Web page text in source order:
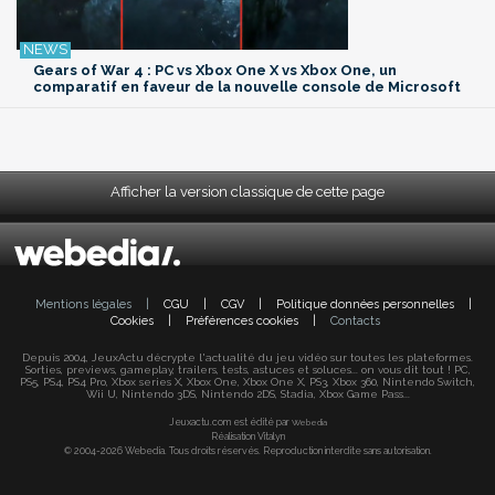
Gears of War 4 : PC vs Xbox One X vs Xbox One, un
comparatif en faveur de la nouvelle console de Microsoft
Afficher la version classique de cette page
Mentions légales CGU CGV Politique données personnelles
Cookies
Préférences cookies Contacts
Depuis 2004, JeuxActu décrypte l'actualité du jeu vidéo sur toutes les plateformes.
Sorties, previews, gameplay, trailers, tests, astuces et soluces... on vous dit tout ! PC,
PS5, PS4, PS4 Pro, Xbox series X, Xbox One, Xbox One X, PS3, Xbox 360, Nintendo Switch,
Wii U, Nintendo 3DS, Nintendo 2DS, Stadia, Xbox Game Pass...
Jeuxactu.com est édité par Webedia
Réalisation Vitalyn
© 2004-2026 Webedia. Tous droits réservés. Reproduction interdite sans autorisation.